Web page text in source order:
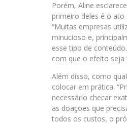
Porém, Aline
primeiro deles é o ato
“Muitas empresas
minucioso e,
esse tipo de
com que o efeito
Além disso, como
colocar em prática.
necessário checar
as doações que
todos os custos, o